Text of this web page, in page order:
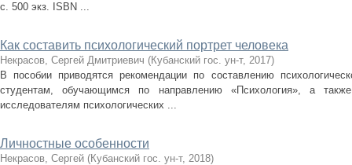
с. 500 экз. ISBN ...
Как составить психологический портрет человека
Некрасов, Сергей Дмитриевич (Кубанский гос. ун-т, 2017)
В пособии приводятся рекомендации по составлению
студентам, обучающимся по направлению «Психология», а
исследователям психологических ...
Личностные особенности
Некрасов, Сергей (Кубанский гос. ун-т, 2018)